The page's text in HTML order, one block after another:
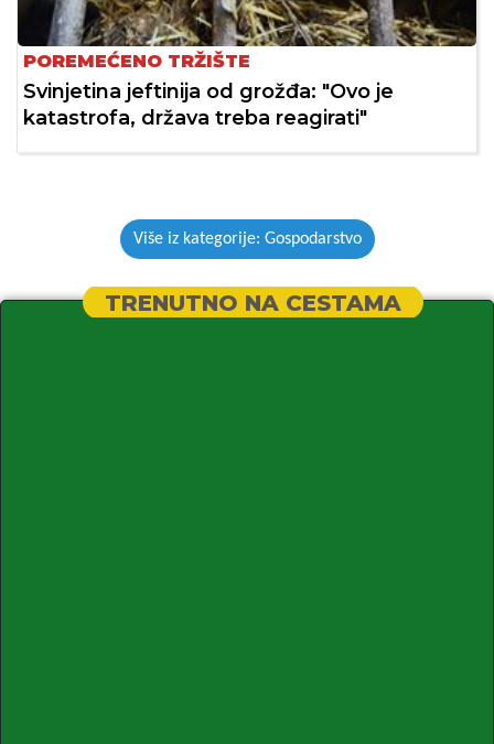
POREMEĆENO TRŽIŠTE
Svinjetina jeftinija od grožđa: "Ovo je
katastrofa, država treba reagirati"
Više iz kategorije: Gospodarstvo
TRENUTNO NA CESTAMA